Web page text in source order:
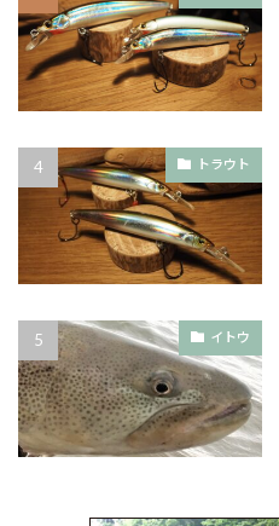
トラウト
イトウ